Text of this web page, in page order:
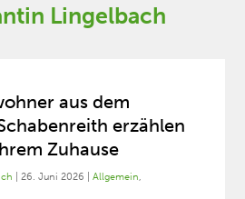
Lingelbach
aus dem
erzählen
Zuhause
|26. Juni 2026 |Allgemein,